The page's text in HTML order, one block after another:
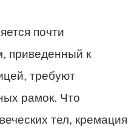
почти
приведенный к
требуют
рамок. Что
тел, кремация